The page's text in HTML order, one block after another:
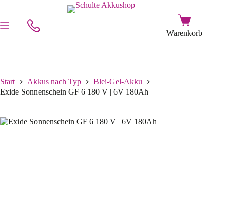
Start Akkus nach Typ
Blei-Gel-Akku
Exide Sonnenschein GF 6 180 V | 6V 180Ah